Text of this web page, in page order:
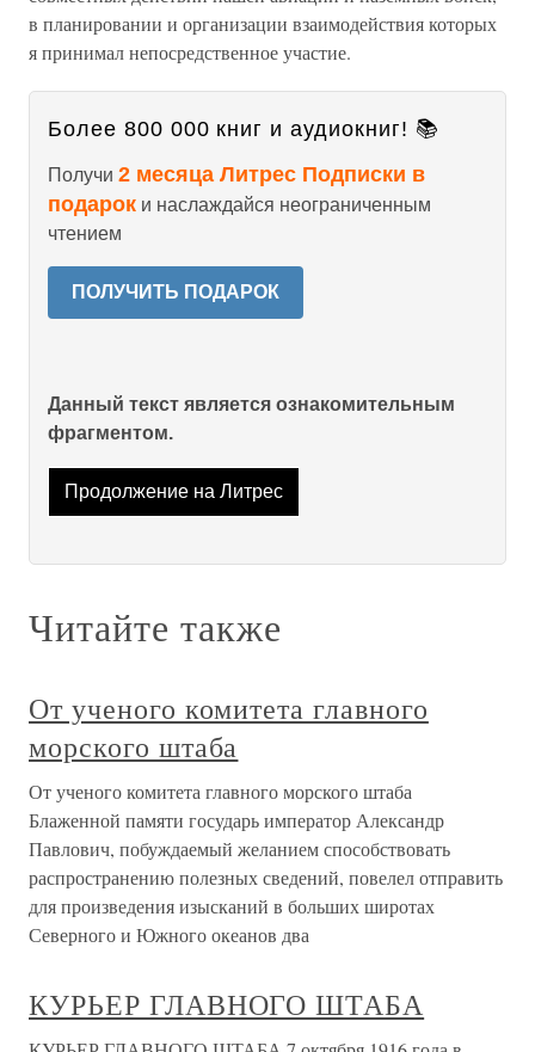
в планировании и организации взаимодействия которых
я принимал непосредственное участие.
Более 800 000 книг и аудиокниг! 📚
Получи 2 месяца Литрес Подписки в
подарок и наслаждайся неограниченным
чтением
ПОЛУЧИТЬ ПОДАРОК
Данный текст является ознакомительным
фрагментом.
Продолжение на Литрес
Читайте также
От ученого комитета главного
морского штаба
От ученого комитета главного морского штаба
Блаженной памяти государь император Александр
Павлович, побуждаемый желанием способствовать
распространению полезных сведений, повелел отправить
для произведения изысканий в больших широтах
Северного и Южного океанов два
КУРЬЕР ГЛАВНОГО ШТАБА